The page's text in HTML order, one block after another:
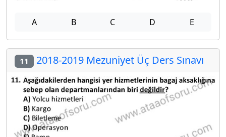
A B C D E
11 2018-2019 Mezuniyet Üç Ders Sınavı